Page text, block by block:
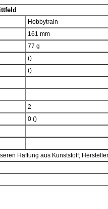
Hobbytrain
161 mm
77 g
()
()
2
0 ()
Haftung aus Kunststoff;